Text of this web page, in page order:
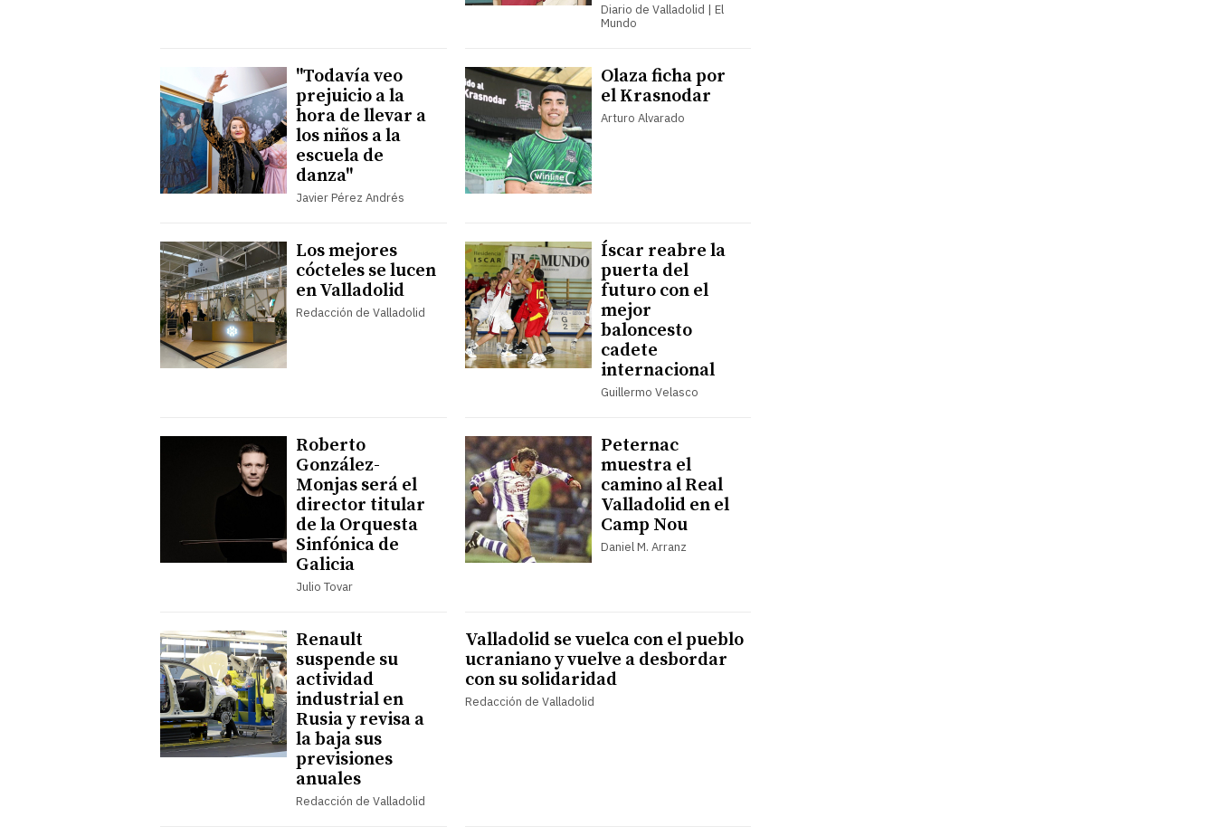
Diario de Valladolid | El
Mundo
"Todavía veo
prejuicio a la
hora de llevar a
los niños a la
escuela de
danza"
Javier Pérez Andrés
Olaza ficha por
el Krasnodar
Arturo Alvarado
Los mejores
cócteles se lucen
en Valladolid
Redacción de Valladolid
Íscar reabre la
puerta del
futuro con el
mejor
baloncesto
cadete
internacional
Guillermo Velasco
Roberto
González-
Monjas será el
director titular
de la Orquesta
Sinfónica de
Galicia
Julio Tovar
Peternac
muestra el
camino al Real
Valladolid en el
Camp Nou
Daniel M. Arranz
Renault
suspende su
actividad
industrial en
Rusia y revisa a
la baja sus
previsiones
anuales
Redacción de Valladolid
Valladolid se vuelca con el pueblo
ucraniano y vuelve a desbordar
con su solidaridad
Redacción de Valladolid